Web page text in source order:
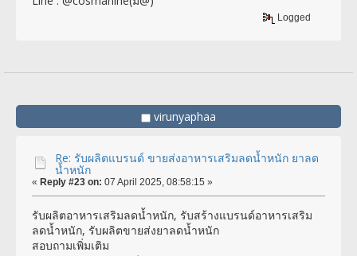
Logged
virunyaphaa
Re: รับผลิตแบรนด์ ขายส่งอาหารเสริมลดน้ำหนัก ยาลด
น้ำหนัก
« Reply #23 on: 07 April 2025, 08:58:15 »
รับผลิตอาหารเสริมลดน้ำหนัก, รับสร้างแบรนด์อาหารเสริม
ลดน้ำหนัก, รับผลิตขายส่งยาลดน้ำหนัก
สอบถามเพิ่มเติม